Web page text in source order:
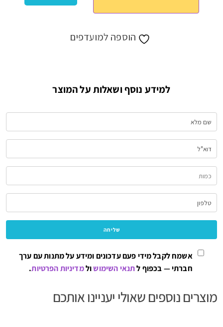
הוספה למועדפים
למידע נוסף ושאלות על המוצר
אשמח לקבל מידי פעם עדכונים ומידע על מתנות עם ערך
חברתי — בכפוף לתנאי השימושולמדיניות הפרטיות.
מוצרים נוספים שאולי יעניינו אותכם